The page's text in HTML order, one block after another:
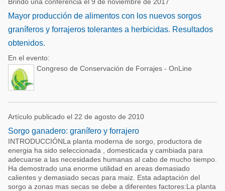
Mayor producción de alimentos con los nuevos sorgos
graníferos y forrajeros tolerantes a herbicidas. Resultados
obtenidos.
En el evento:
Congreso de Conservación de Forrajes - OnLine
Artículo publicado el 22 de agosto de 2010
Sorgo ganadero: granífero y forrajero
INTRODUCCIÓNLa planta moderna de sorgo, productora de
energia ha sido seleccionada , domesticada y cambiada para
adecuarse a las necesidades humanas al cabo de mucho tiempo.
Ha demostrado una enorme utilidad en areas demasiado
calientes y demasiado secas para maiz. Esta adaptación del
sorgo a zonas mas secas se debe a diferentes factores:La planta